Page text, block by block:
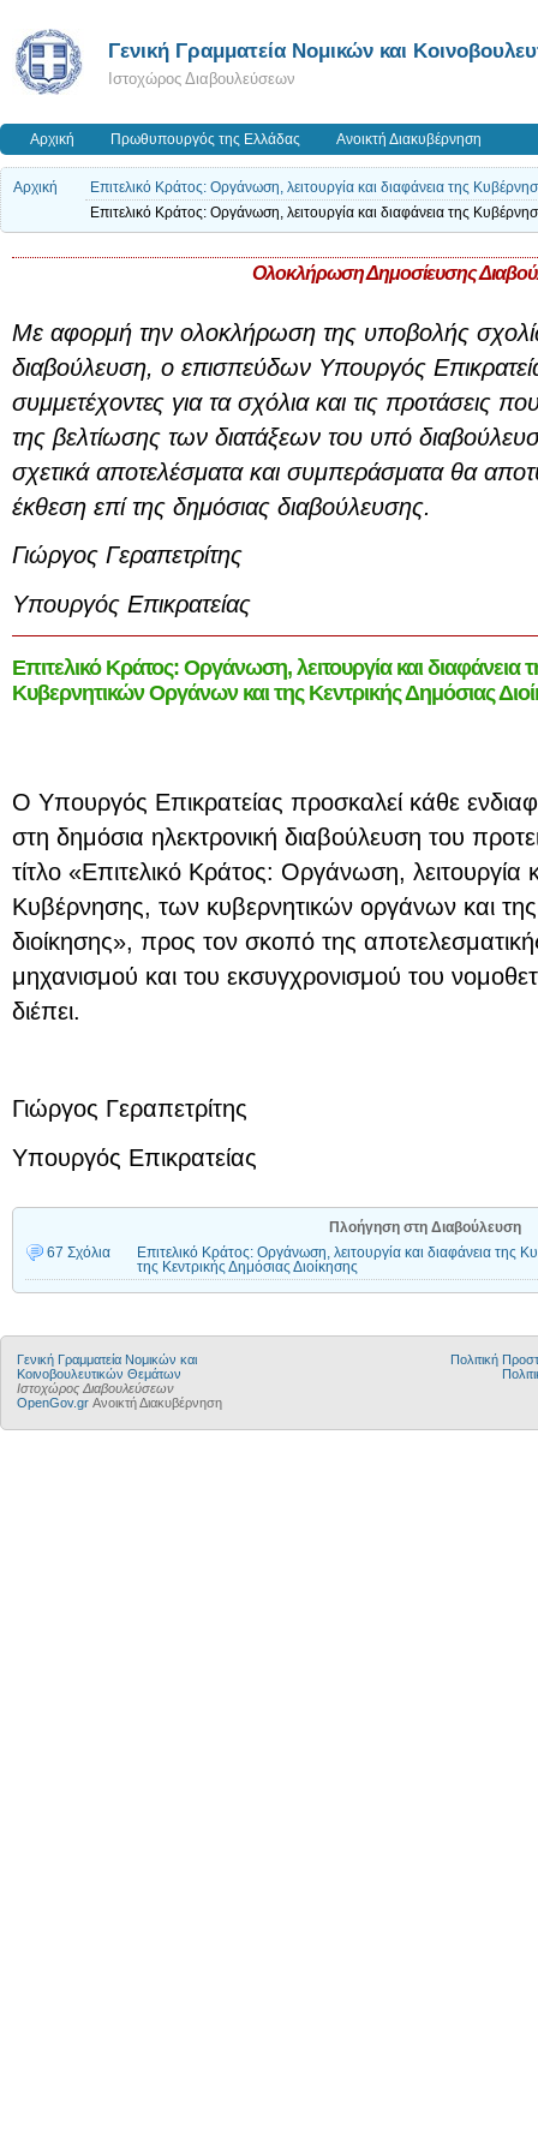
Γενική Γραμματεία Νομικών και
Ιστοχώρος Διαβουλεύσεων
Αρχική Πρωθυπουργός της Ελλάδας Ανοικτή Διακυβέρνηση
Αρχική
Επιτελικό Κράτος: Οργάνωση, λειτουργία και διαφάνεια της
Επιτελικό Κράτος: Οργάνωση, λειτουργία και διαφάνεια της
Ολοκλήρωση Δημοσίευσης
Με αφορμή την ολοκλήρωση της υποβολής
διαβούλευση, ο επισπεύδων Υπουργός
συμμετέχοντες για τα σχόλια και τις προτάσεις
της βελτίωσης των διατάξεων του υπό
σχετικά αποτελέσματα και συμπεράσματα θα
έκθεση επί της δημόσιας διαβούλευσης.
Γιώργος Γεραπετρίτης
Υπουργός Επικρατείας
Επιτελικό Κράτος: Οργάνωση, λειτουργία και διαφάνεια
Κυβερνητικών Οργάνων και της Κεντρικής Δημόσιας
Ο Υπουργός Επικρατείας προσκαλεί κάθε
στη δημόσια ηλεκτρονική διαβούλευση του
τίτλο «Επιτελικό Κράτος: Οργάνωση, λειτουργία
Κυβέρνησης, των κυβερνητικών οργάνων και της
διοίκησης», προς τον σκοπό της
μηχανισμού και του εκσυγχρονισμού του
διέπει.
Γιώργος Γεραπετρίτης
Υπουργός Επικρατείας
Πλοήγηση στη Διαβούλευση
67 Σχόλια
Επιτελικό Κράτος: Οργάνωση, λειτουργία και διαφάνεια της
της Κεντρικής Δημόσιας Διοίκησης
Γενική Γραμματεία Νομικών και
Κοινοβουλευτικών Θεμάτων
Ιστοχώρος Διαβουλεύσεων
OpenGov.gr Ανοικτή Διακυβέρνηση
Πολιτική